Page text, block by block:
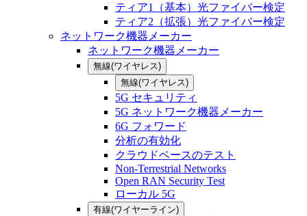
ティア1（基本）光ファイバー検定
ティア2（拡張）光ファイバー検定
ネットワーク機器メーカー
ネットワーク機器メーカー
無線(ワイヤレス)
無線(ワイヤレス)
5G セキュリティ
5G ネットワーク機器メーカー
6G フォワード
分析の有効化
クラウドベースのテスト
Non-Terrestrial Networks
Open RAN Security Test
ローカル 5G
有線(ワイヤーライン)